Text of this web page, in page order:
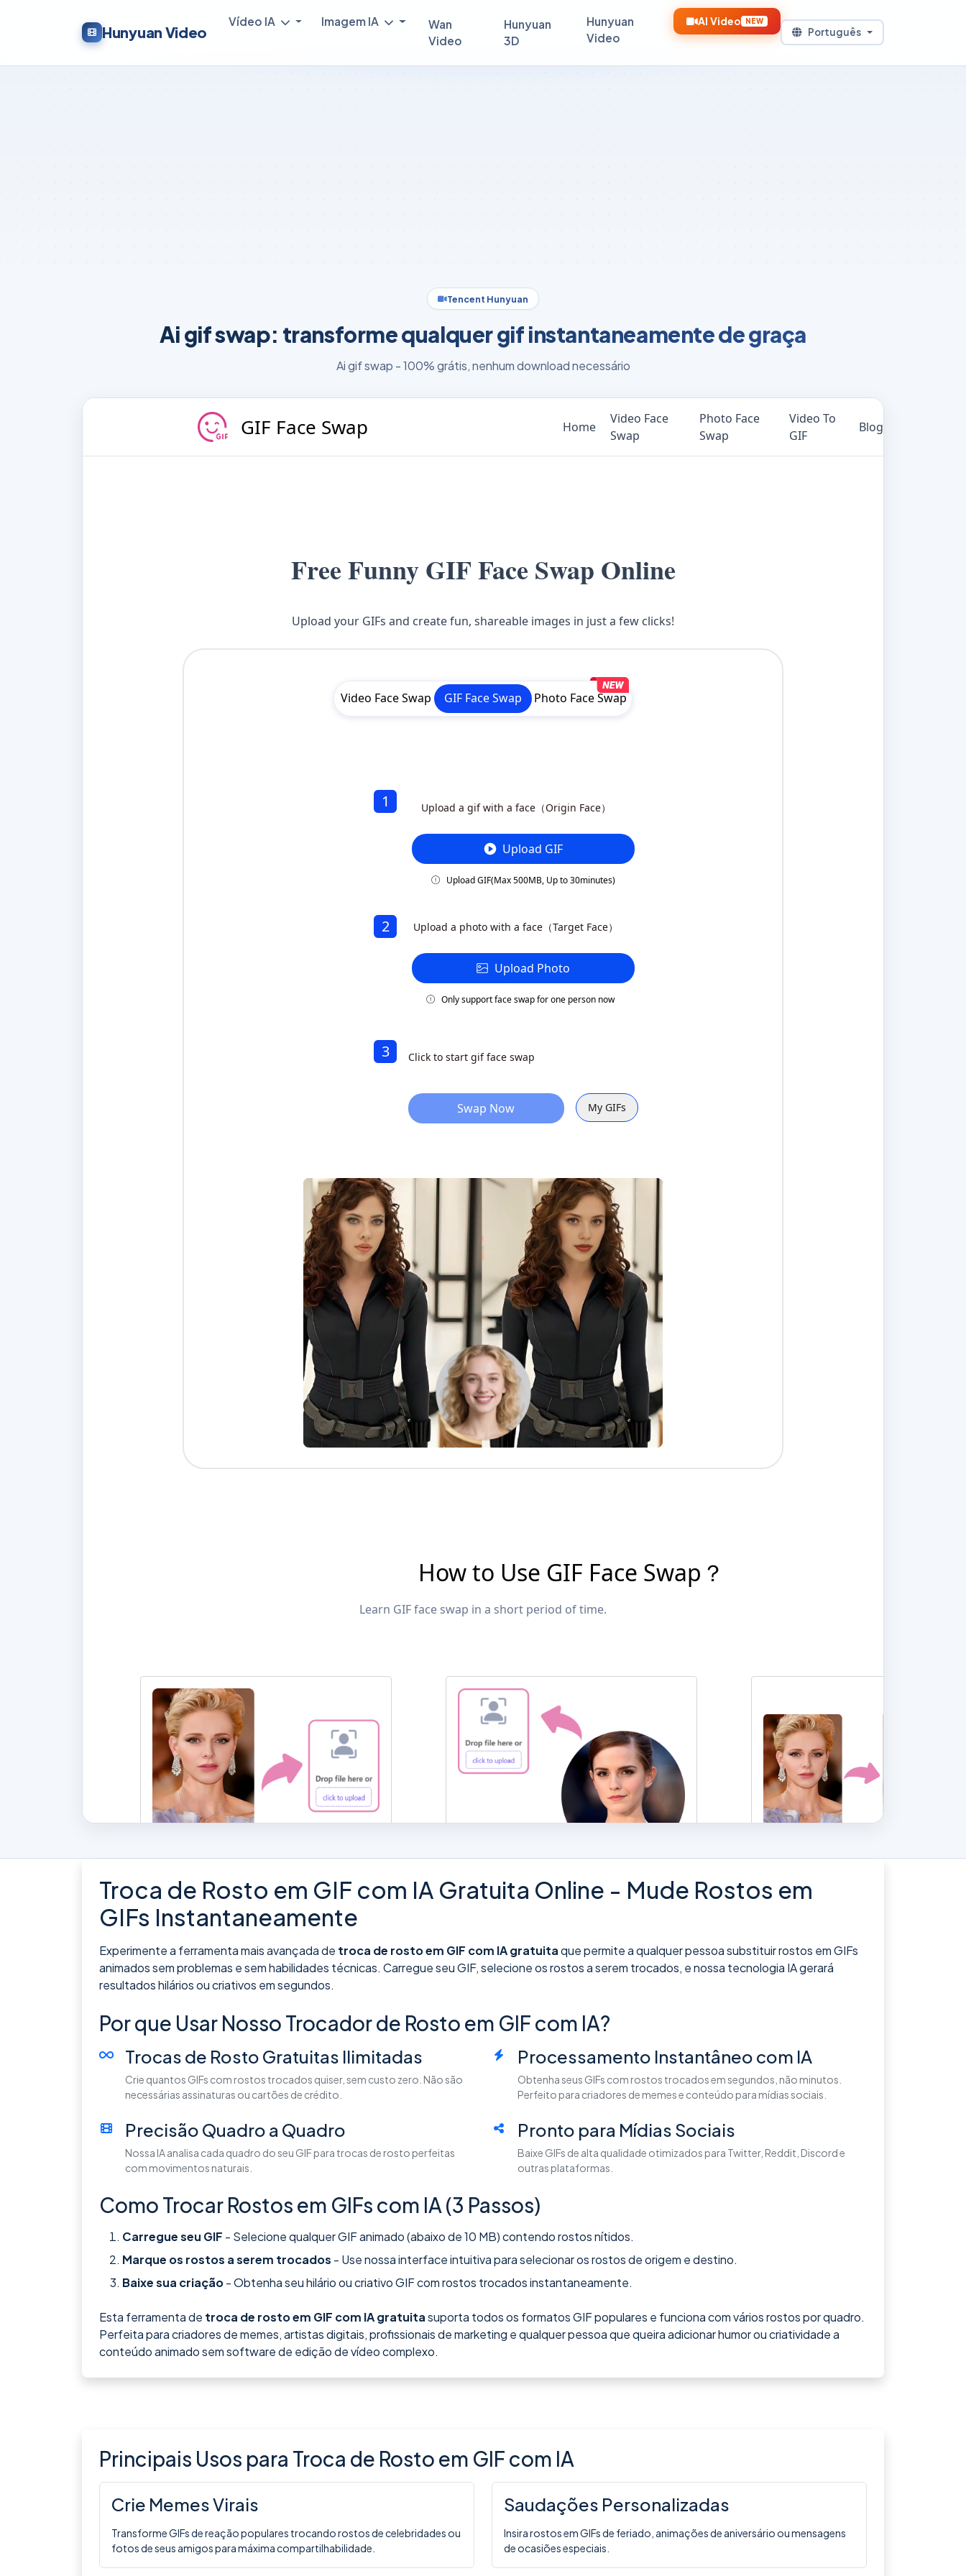
Hunyuan Video
Vídeo IA Imagem IA
Wan
Video
Hunyuan
3D
Hunyuan
Video
AI Video NEW
Português
Tencent Hunyuan
Ai gif swap: transforme qualquer gif instantaneamente de graça
Ai gif swap - 100% grátis, nenhum download necessário
Troca de Rosto em GIF com IA Gratuita Online - Mude Rostos em
GIFs Instantaneamente
Experimente a ferramenta mais avançada de troca de rosto em GIF com IA gratuitaque permite a qualquer pessoa substituir rostos em GIFs
animados sem problemas e sem habilidades técnicas. Carregue seu GIF, selecione os rostos a serem trocados, e nossa tecnologia IA gerará
resultados hilários ou criativos em segundos.
Por que Usar Nosso Trocador de Rosto em GIF com IA?
Trocas de Rosto Gratuitas Ilimitadas
Crie quantos GIFs com rostos trocados quiser, sem custo zero. Não são
necessárias assinaturas ou cartões de crédito.
Processamento Instantâneo com IA
Obtenha seus GIFs com rostos trocados em segundos, não minutos.
Perfeito para criadores de memes e conteúdo para mídias sociais.
Precisão Quadro a Quadro
Nossa IA analisa cada quadro do seu GIF para trocas de rosto perfeitas
com movimentos naturais.
Pronto para Mídias Sociais
Baixe GIFs de alta qualidade otimizados para Twitter, Reddit, Discord e
outras plataformas.
Como Trocar Rostos em GIFs com IA (3 Passos)
Carregue seu GIF - Selecione qualquer GIF animado (abaixo de 10 MB) contendo rostos nítidos.
Marque os rostos a serem trocados - Use nossa interface intuitiva para selecionar os rostos de origem e destino.
Baixe sua criação- Obtenha seu hilário ou criativo GIF com rostos trocados instantaneamente.
Esta ferramenta de troca de rosto em GIF com IA gratuitasuporta todos os formatos GIF populares e funciona com vários rostos por quadro.
Perfeita para criadores de memes, artistas digitais, profissionais de marketing e qualquer pessoa que queira adicionar humor ou criatividade a
conteúdo animado sem software de edição de vídeo complexo.
Principais Usos para Troca de Rosto em GIF com IA
Crie Memes Virais
Transforme GIFs de reação populares trocando rostos de celebridades ou
fotos de seus amigos para máxima compartilhabilidade.
Saudações Personalizadas
Insira rostos em GIFs de feriado, animações de aniversário ou mensagens
de ocasiões especiais.